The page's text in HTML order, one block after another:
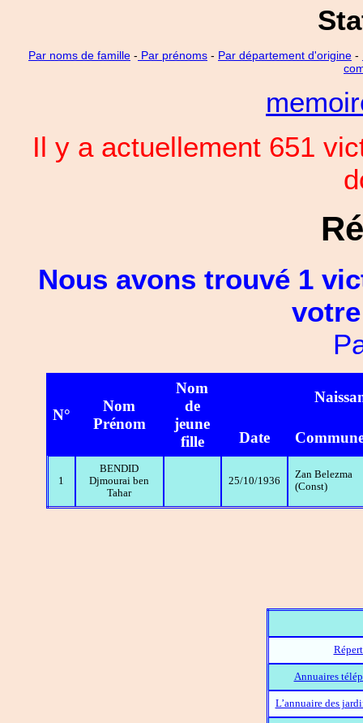
Par noms de famille - Par prénoms - Par département d'origine -
Il y a actuellement 651
Nous avons trouvé 1
N°
Nom
Prénom
Nom
de
jeune
fille
Date
1
BENDID
Djmourai ben
Tahar
25/10/1936
Zan Belezma
(Const)
Annuaires
L’annuaire des